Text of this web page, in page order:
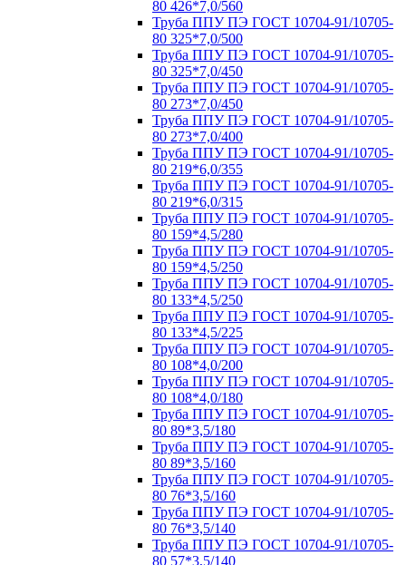
80 426*7,0/560
Труба ППУ ПЭ ГОСТ 10704-91/10705-
80 325*7,0/500
Труба ППУ ПЭ ГОСТ 10704-91/10705-
80 325*7,0/450
Труба ППУ ПЭ ГОСТ 10704-91/10705-
80 273*7,0/450
Труба ППУ ПЭ ГОСТ 10704-91/10705-
80 273*7,0/400
Труба ППУ ПЭ ГОСТ 10704-91/10705-
80 219*6,0/355
Труба ППУ ПЭ ГОСТ 10704-91/10705-
80 219*6,0/315
Труба ППУ ПЭ ГОСТ 10704-91/10705-
80 159*4,5/280
Труба ППУ ПЭ ГОСТ 10704-91/10705-
80 159*4,5/250
Труба ППУ ПЭ ГОСТ 10704-91/10705-
80 133*4,5/250
Труба ППУ ПЭ ГОСТ 10704-91/10705-
80 133*4,5/225
Труба ППУ ПЭ ГОСТ 10704-91/10705-
80 108*4,0/200
Труба ППУ ПЭ ГОСТ 10704-91/10705-
80 108*4,0/180
Труба ППУ ПЭ ГОСТ 10704-91/10705-
80 89*3,5/180
Труба ППУ ПЭ ГОСТ 10704-91/10705-
80 89*3,5/160
Труба ППУ ПЭ ГОСТ 10704-91/10705-
80 76*3,5/160
Труба ППУ ПЭ ГОСТ 10704-91/10705-
80 76*3,5/140
Труба ППУ ПЭ ГОСТ 10704-91/10705-
80 57*3,5/140